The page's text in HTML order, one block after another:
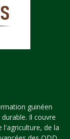
guinéen
Il couvre
l'agriculture, de la